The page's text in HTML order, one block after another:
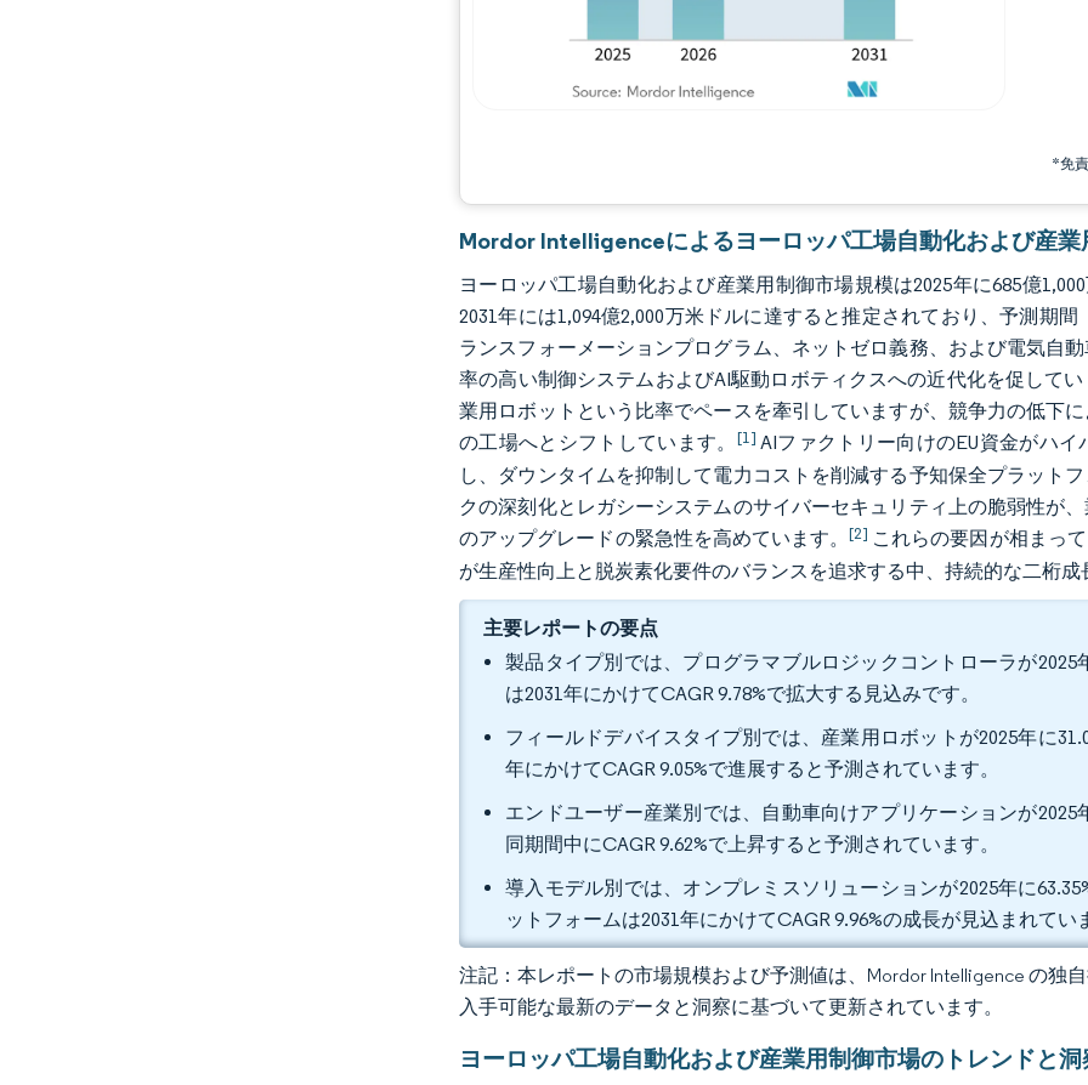
*免
Mordor Intelligenceによるヨーロッパ工場自動化および産業
ヨーロッパ工場自動化および産業用制御市場規模は2025年に685億
2031年には1,094億2,000万米ドルに達すると推定されており、予測期
ランスフォーメーションプログラム、ネットゼロ義務、および電気自
率の高い制御システムおよびAI駆動ロボティクスへの近代化を促して
業用ロボットという比率でペースを牽引していますが、競争力の低下
の工場へとシフトしています。 [1] AIファクトリー向けのEU資金がハ
し、ダウンタイムを抑制して電力コストを削減する予知保全プラット
クの深刻化とレガシーシステムのサイバーセキュリティ上の脆弱性が
のアップグレードの緊急性を高めています。[2] これらの要因が相まっ
が生産性向上と脱炭素化要件のバランスを追求する中、持続的な二桁
主要レポートの要点
製品タイプ別では、プログラマブルロジックコントローラが
は2031年にかけてCAGR 9.78%で拡大する見込みです。
フィールドデバイスタイプ別では、産業用ロボットが2025年に
年にかけてCAGR 9.05%で進展すると予測されています。
エンドユーザー産業別では、自動車向けアプリケーションが
同期間中にCAGR 9.62%で上昇すると予測されています。
導入モデル別では、オンプレミスソリューションが2025年に
ットフォームは2031年にかけてCAGR 9.96%の成長が見込まれてい
注記：本レポートの市場規模および予測値は、Mordor Intelligence の独
入手可能な最新のデータと洞察に基づいて更新されています。
ヨーロッパ工場自動化および産業用制御市場のトレンドと洞